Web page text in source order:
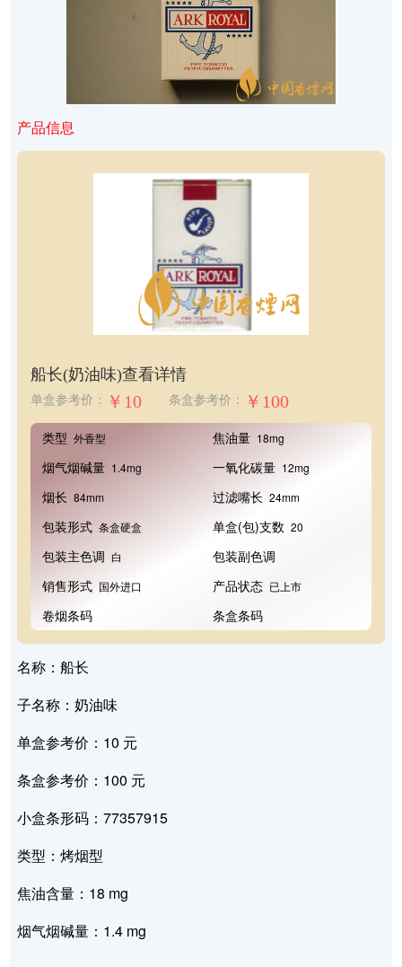
产品信息
船长(奶油味)查看详情
单盒参考价： ￥10 条盒参考价： ￥100
类型 外香型 焦油量 18mg
烟气烟碱量 1.4mg 一氧化碳量 12mg
烟长 84mm 过滤嘴长 24mm
包装形式 条盒硬盒 单盒(包)支数 20
包装主色调 白
包装副色调
销售形式 国外进口 产品状态 已上市
卷烟条码 条盒条码
名称：船长
子名称：奶油味
单盒参考价：10 元
条盒参考价：100 元
小盒条形码：77357915
类型：烤烟型
焦油含量：18 mg
烟气烟碱量：1.4 mg